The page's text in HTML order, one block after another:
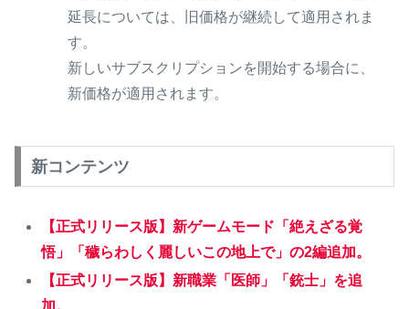
延長については、旧価格が継続して適用されま
す。
新しいサブスクリプションを開始する場合に、
新価格が適用されます。
新コンテンツ
【正式リリース版】新ゲームモード「絶えざる覚
悟」「穢らわしく麗しいこの地上で」の2編追加。
【正式リリース版】新職業「医師」「銃士」を追
加。